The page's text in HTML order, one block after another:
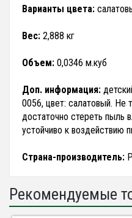
Варианты цвета:
Вес: 2,888 кг
Объем: 0,0346 м.куб
Доп. информация:
0056, цвет: салатовый. Не
достаточно стереть пыль
устойчиво к воздействию
Страна-производитель:
Рекомендуемые